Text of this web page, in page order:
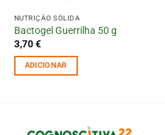
NUTRIÇÃO SÓLIDA
Bactogel Guerrilha 50 g
3,70€
ADICIONAR